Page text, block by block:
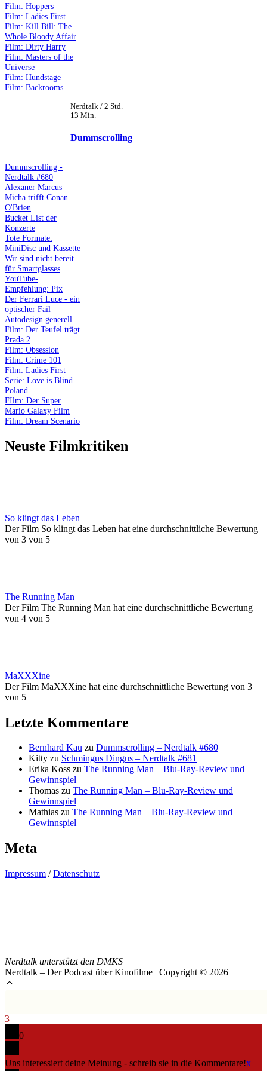
Film: Hoppers
Film: Ladies First
Film: Kill Bill: The
Whole Bloody Affair
Film: Dirty Harry
Film: Masters of the
Universe
Film: Hundstage
Film: Backrooms
Nerdtalk / 2 Std.
13 Min.
Dummscrolling
Dummscrolling -
Nerdtalk #680
Alexaner Marcus
Micha trifft Conan
O'Brien
Bucket List der
Konzerte
Tote Formate:
MiniDisc und Kassette
Wir sind nicht bereit
für Smartglasses
YouTube-
Empfehlung: Pix
Der Ferrari Luce - ein
optischer Fail
Autodesign generell
Film: Der Teufel trägt
Prada 2
Film: Obsession
Film: Crime 101
Film: Ladies First
Serie: Love is Blind
Poland
FIlm: Der Super
Mario Galaxy Film
Film: Dream Scenario
Neuste Filmkritiken
So klingt das Leben
Der Film So klingt das Leben hat eine durchschnittliche Bewertung
von 3 von 5
The Running Man
Der Film The Running Man hat eine durchschnittliche Bewertung
von 4 von 5
MaXXXine
Der Film MaXXXine hat eine durchschnittliche Bewertung von 3
von 5
Letzte Kommentare
Bernhard Kau zu Dummscrolling – Nerdtalk #680
Kitty zu Schmingus Dingus – Nerdtalk #681
Erika Koss zu The Running Man – Blu-Ray-Review und
Gewinnspiel
Thomas zu The Running Man – Blu-Ray-Review und
Gewinnspiel
Mathias zu The Running Man – Blu-Ray-Review und
Gewinnspiel
Meta
Impressum /Datenschutz
Nerdtalk unterstützt den DMKS
Nerdtalk – Der Podcast über Kinofilme | Copyright © 2026
3
0
Uns interessiert deine Meinung - schreib sie in die Kommentare!x